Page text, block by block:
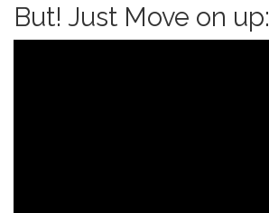
But! Just Move on up: